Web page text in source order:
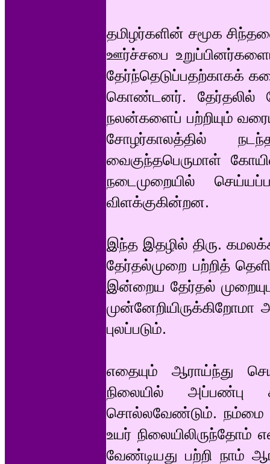
தமிழர்களின் சமூக
ஊர்ச்சபை
தேர்ந்தெடுப்பதற்காகக்
கொண்டனர். தேர்தலில்
நலன்களைப் பற்றியும்
சோழர்காலத்தில்
வைகுந்தபெருமாள்
நடைமுறையில்
விளக்குகின்றன.
இந்த இதழில் திரு.
தேர்தல்முறை பற்றித்
இன்றைய தேர்தல்
புலப்படும்.
எதையும் ஆராய்ந்து
நிலையில் அப்பண்பு
சொல்லவேண்டும். நம்மை
உயர்
வேண்டியது பற்றி நாம்